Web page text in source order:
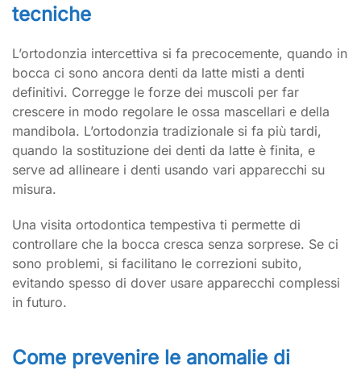
tecniche
L’ortodonzia intercettiva si fa precocemente, quando in
bocca ci sono ancora denti da latte misti a denti
definitivi. Corregge le forze dei muscoli per far
crescere in modo regolare le ossa mascellari e della
mandibola. L’ortodonzia tradizionale si fa più tardi,
quando la sostituzione dei denti da latte è finita, e
serve ad allineare i denti usando vari apparecchi su
misura.
Una visita ortodontica tempestiva ti permette di
controllare che la bocca cresca senza sorprese. Se ci
sono problemi, si facilitano le correzioni subito,
evitando spesso di dover usare apparecchi complessi
in futuro.
Come prevenire le anomalie di